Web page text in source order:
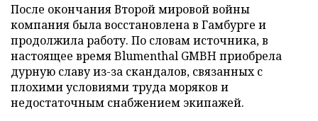
После окончания Второй мировой войны
компания была восстановлена в Гамбурге и
продолжила работу. По словам источника, в
настоящее время Blumenthal GMBH приобрела
дурную славу из-за скандалов, связанных с
плохими условиями труда моряков и
недостаточным снабжением экипажей.